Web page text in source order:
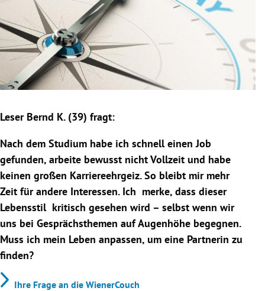
Untermenü
Untermenü
Untermenü
Leser Bernd K. (39) fragt:
Nach dem Studium habe ich schnell einen Job
gefunden, arbeite bewusst nicht Vollzeit und habe
keinen großen Karriereehrgeiz. So bleibt mir mehr
Zeit für andere Interessen. Ich merke, dass dieser
Lebensstil kritisch gesehen wird – selbst wenn wir
uns bei Gesprächsthemen auf Augenhöhe begegnen.
Muss ich mein Leben anpassen, um eine Partnerin zu
finden?
Ihre Frage an die WienerCouch